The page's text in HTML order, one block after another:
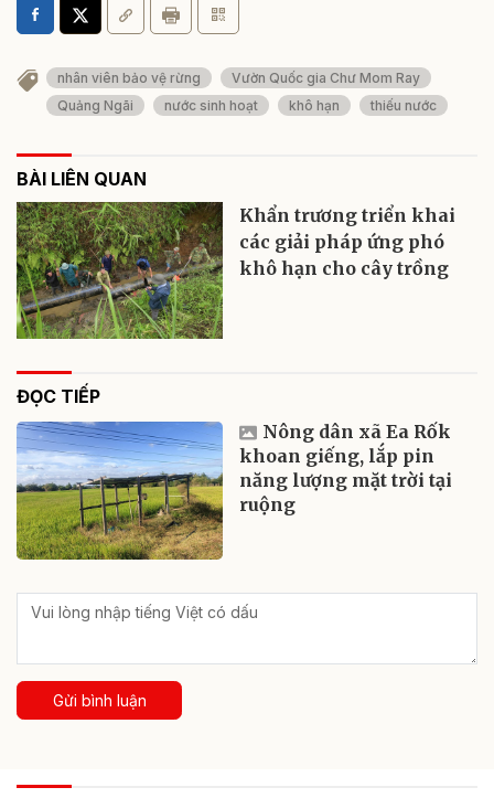
nhân viên bảo vệ rừng
Vườn Quốc gia Chư Mom Ray
Quảng Ngãi
nước sinh hoạt khô hạn thiếu nước
BÀI LIÊN QUAN
Khẩn trương triển khai
các giải pháp ứng phó
khô hạn cho cây trồng
ĐỌC TIẾP
Nông dân xã Ea Rốk
khoan giếng, lắp pin
năng lượng mặt trời tại
ruộng
Gửi bình luận